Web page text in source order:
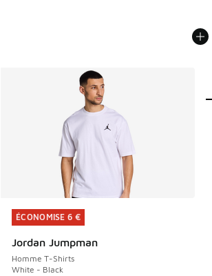
ÉCONOMISE 6 €
Jordan Jumpman
Homme T-Shirts
White - Black
ÉCONOMISE 6 €